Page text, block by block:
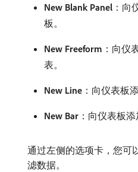
New Blank Panel ：向
板。
New Freeform ：向仪
表。
New Line ：向仪表板
New Bar ：向仪表板
通过左侧的选项卡，您可
滤数据。